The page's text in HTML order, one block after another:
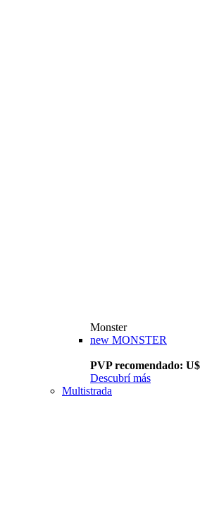
Monster
new MONSTER
PVP recomendado:
Descubrí más
Multistrada